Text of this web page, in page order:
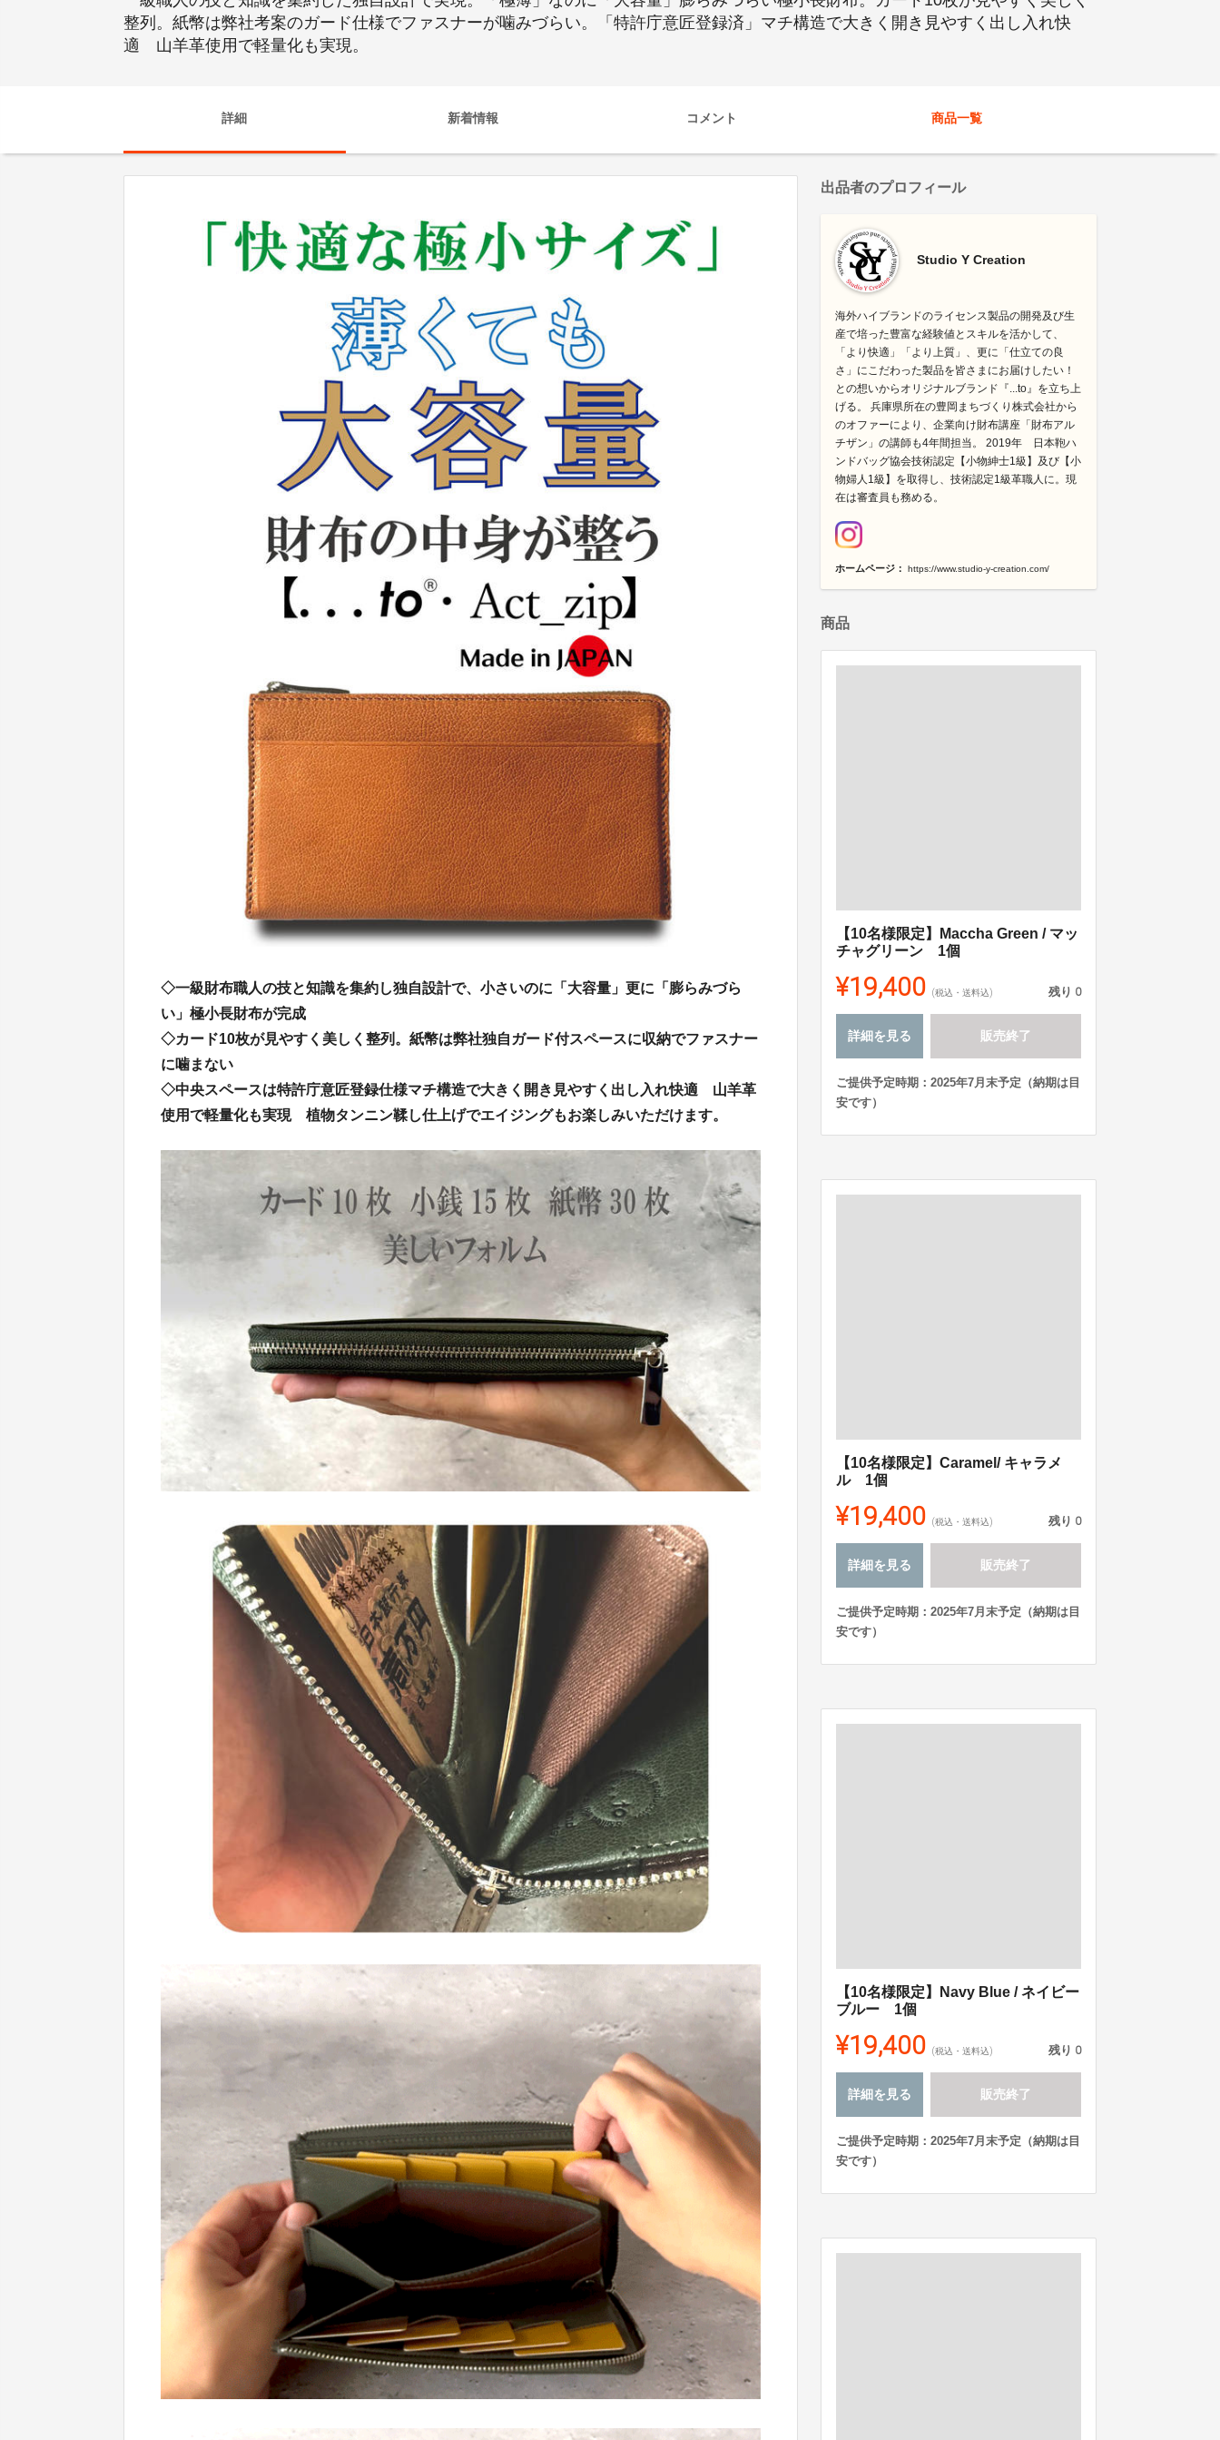
整列。紙幣は弊社考案のガード仕様でファスナーが噛みづらい。「特許庁意匠登録済」マチ構造で大きく開き見やすく出し入れ快
適 山羊革使用で軽量化も実現。
詳細 新着情報 コメント 商品一覧
◇一級財布職人の技と知識を集約し独自設計で、小さいのに「大容量」更に「膨らみづら
い」極小長財布が完成
◇カード10枚が見やすく美しく整列。紙幣は弊社独自ガード付スペースに収納でファスナー
に噛まない
◇中央スペースは特許庁意匠登録仕様マチ構造で大きく開き見やすく出し入れ快適 山羊革
使用で軽量化も実現 植物タンニン鞣し仕上げでエイジングもお楽しみいただけます。
出品者のプロフィール
Studio Y Creation
海外ハイブランドのライセンス製品の開発及び生
産で培った豊富な経験値とスキルを活かして、
「より快適」「より上質」、更に「仕立ての良
さ」にこだわった製品を皆さまにお届けしたい！
との想いからオリジナルブランド『...to』を立ち上
げる。 兵庫県所在の豊岡まちづくり株式会社から
のオファーにより、企業向け財布講座「財布アル
チザン」の講師も4年間担当。 2019年 日本鞄ハ
ンドバッグ協会技術認定【小物紳士1級】及び【小
物婦人1級】を取得し、技術認定1級革職人に。現
在は審査員も務める。
ホームページ： https://www.studio-y-creation.com/
商品
【10名様限定】Maccha Green / マッ
チャグリーン 1個
¥19,400 (税込・送料込) 残り 0
詳細を見る 販売終了
ご提供予定時期：2025年7月末予定（納期は目
安です）
【10名様限定】Caramel/ キャラメ
ル 1個
¥19,400 (税込・送料込) 残り 0
詳細を見る 販売終了
ご提供予定時期：2025年7月末予定（納期は目
安です）
【10名様限定】Navy Blue / ネイビー
ブルー 1個
¥19,400 (税込・送料込) 残り 0
詳細を見る 販売終了
ご提供予定時期：2025年7月末予定（納期は目
安です）